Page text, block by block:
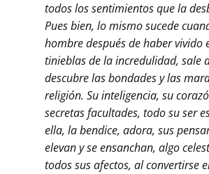
todos los sentimientos que la
Pues bien, lo mismo sucede
hombre después de haber vivido
tinieblas de la incredulidad, sale
descubre las bondades y las
religión. Su inteligencia, su
secretas facultades, todo su ser
ella, la bendice, adora, sus
elevan y se ensanchan, algo
todos sus afectos, al convertirse